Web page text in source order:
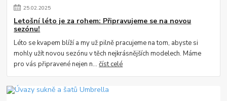
25.02.2025
Letošní léto je za rohem: Připravujeme se na novou
sezónu!
Léto se kvapem blíží a my už pilně pracujeme na tom, abyste si
mohly užít novou sezónu v těch nejkrásnějších modelech. Máme
pro vás připravené nejen n...číst celé